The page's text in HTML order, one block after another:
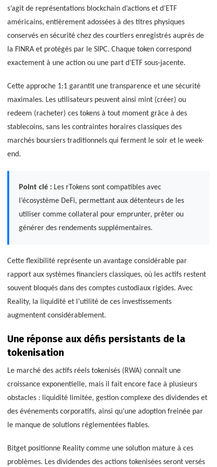
s’agit de représentations blockchain d’actions et d’ETF
américains, entièrement adossées à des titres physiques
conservés en sécurité chez des courtiers enregistrés auprès de
la FINRA et protégés par le SIPC. Chaque token correspond
exactement à une action ou une part d’ETF sous-jacente.
Cette approche 1:1 garantit une transparence et une sécurité
maximales. Les utilisateurs peuvent ainsi mint (créer) ou
redeem (racheter) ces tokens à tout moment grâce à des
stablecoins, sans les contraintes horaires classiques des
marchés boursiers traditionnels qui ferment le soir et le week-
end.
Point clé : Les rTokens sont compatibles avec
l’écosystème DeFi, permettant aux détenteurs de les
utiliser comme collateral pour emprunter, prêter ou
générer des rendements supplémentaires.
Cette flexibilité représente un avantage considérable par
rapport aux systèmes financiers classiques, où les actifs restent
souvent bloqués dans des comptes custodiaux rigides. Avec
Reality, la liquidité et l’utilité de ces investissements
augmentent considérablement.
Une réponse aux défis persistants de la
tokenisation
Le marché des actifs réels tokenisés (RWA) connaît une
croissance exponentielle, mais il fait encore face à plusieurs
obstacles : liquidité limitée, gestion complexe des dividendes et
des événements corporatifs, ainsi qu’une adoption freinée par
le manque de solutions réglementées fiables.
Bitget positionne Reality comme une solution mature à ces
problèmes. Les dividendes des actions tokenisées seront versés